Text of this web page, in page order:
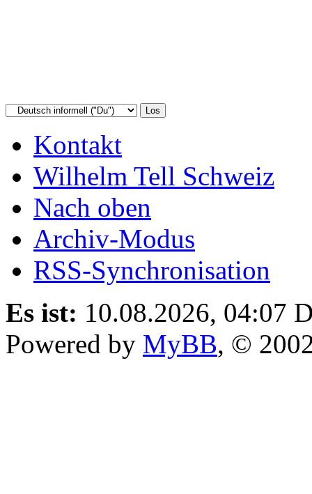
Kontakt
Wilhelm Tell Schweiz
Nach oben
Archiv-Modus
RSS-Synchronisation
Es ist: 10.08.2026, 04:07
Powered by MyBB, ©